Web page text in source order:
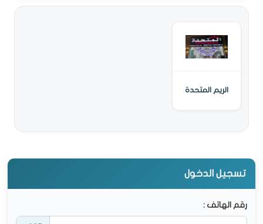
الريم المتحدة
تسجيل الدخول
رقم الهاتف :